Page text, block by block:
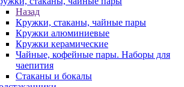
Назад
Кружки, стаканы, чайные пары
Кружки алюминиевые
Кружки керамические
Чайные, кофейные пары. Наборы для
чаепития
Стаканы и бокалы